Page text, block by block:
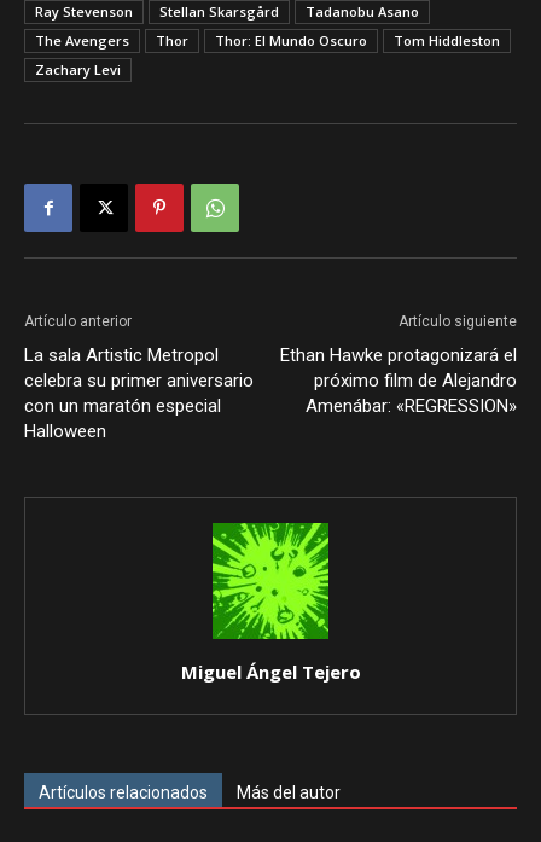
Ray Stevenson
Stellan Skarsgård
Tadanobu Asano
The Avengers
Thor Thor: El Mundo Oscuro
Tom Hiddleston
Zachary Levi
Artículo anterior
La sala Artistic Metropol
celebra su primer aniversario
con un maratón especial
Halloween
Artículo siguiente
Ethan Hawke protagonizará el
próximo film de Alejandro
Amenábar: «REGRESSION»
Miguel Ángel Tejero
Artículos relacionados Más del autor